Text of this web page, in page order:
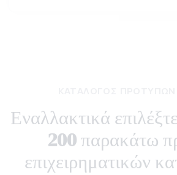
Εναλλακτικά
200παρακάτω
επιχειρηματικών